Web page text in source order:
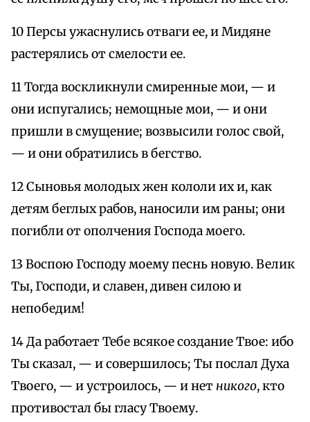
10 Персы ужаснулись отваги ее, и Мидяне
растерялись от смелости ее.
11 Тогда воскликнули смиренные мои, — и
они испугались; немощные мои, — и они
пришли в смущение; возвысили голос свой,
— и они обратились в бегство.
12 Сыновья молодых жен кололи их и, как
детям беглых рабов, наносили им раны; они
погибли от ополчения Господа моего.
13 Воспою Господу моему песнь новую. Велик
Ты, Господи, и славен, дивен силою и
непобедим!
14 Да работает Тебе всякое создание Твое: ибо
Ты сказал, — и совершилось; Ты послал Духа
Твоего, — и устроилось, — и нет никого, кто
противостал бы гласу Твоему.